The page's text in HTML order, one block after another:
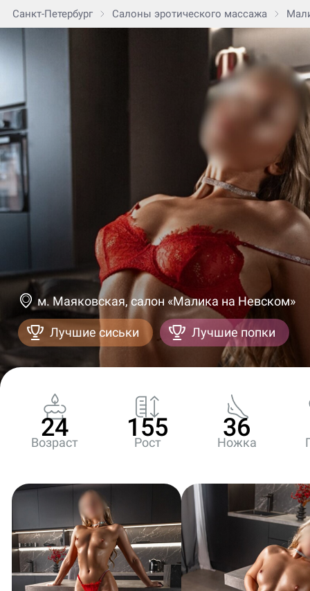
Санкт-Петербург Салоны эротического массажа
м. Маяковская, салон «Малика на Невском»
Лучшие сиськи Лучшие попки
24
Возраст
155
Рост
36
Ножка